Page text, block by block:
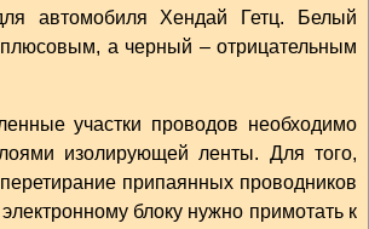
автомобиля Хендай Гетц. Белый
а черный – отрицательным
участки проводов необходимо
изолирующей ленты. Для того,
припаянных проводников
блоку нужно примотать к